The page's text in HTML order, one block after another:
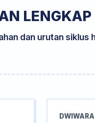
LENGKAP
dan urutan siklus
DWIWARA